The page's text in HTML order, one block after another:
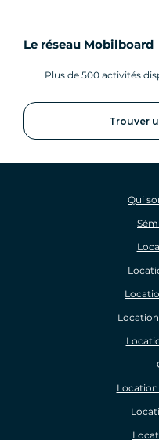
Le réseau Mobilboard
Plus de 500 activités
Trouver
Qui